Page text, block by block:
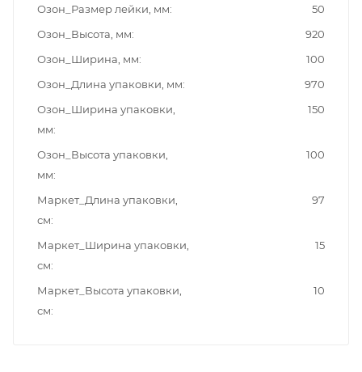
Озон_Размер лейки, мм
50
Озон_Высота, мм
920
Озон_Ширина, мм
100
Озон_Длина упаковки, мм
970
Озон_Ширина упаковки,
мм
150
Озон_Высота упаковки,
мм
100
Маркет_Длина упаковки,
см
97
Маркет_Ширина упаковки,
см
15
Маркет_Высота упаковки,
см
10